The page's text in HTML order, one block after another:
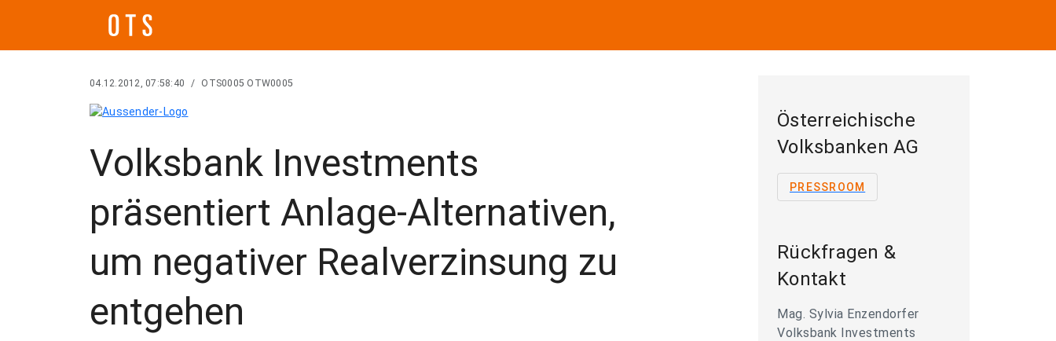
04.12.2012, 07:58:40 / OTS0005 OTW0005
Volksbank Investments
präsentiert Anlage-Alternativen,
um negativer Realverzinsung zu
entgehen
Österreichische
Volksbanken AG
PRESSROOM
Rückfragen &
Kontakt
Mag. Sylvia Enzendorfer
Volksbank Investments